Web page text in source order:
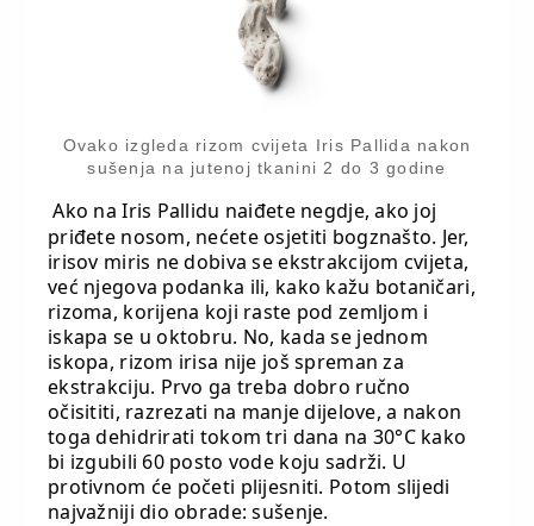
Ovako izgleda rizom cvijeta Iris Pallida nakon
sušenja na jutenoj tkanini 2 do 3 godine
Ako na Iris Pallidu naiđete negdje, ako joj
priđete nosom, nećete osjetiti bogznašto. Jer,
irisov miris ne dobiva se ekstrakcijom cvijeta,
već njegova podanka ili, kako kažu botaničari,
rizoma, korijena koji raste pod zemljom i
iskapa se u oktobru. No, kada se jednom
iskopa, rizom irisa nije još spreman za
ekstrakciju. Prvo ga treba dobro ručno
očisititi, razrezati na manje dijelove, a nakon
toga dehidrirati tokom tri dana na 30°C kako
bi izgubili 60 posto vode koju sadrži. U
protivnom će početi plijesniti. Potom slijedi
najvažniji dio obrade: sušenje.